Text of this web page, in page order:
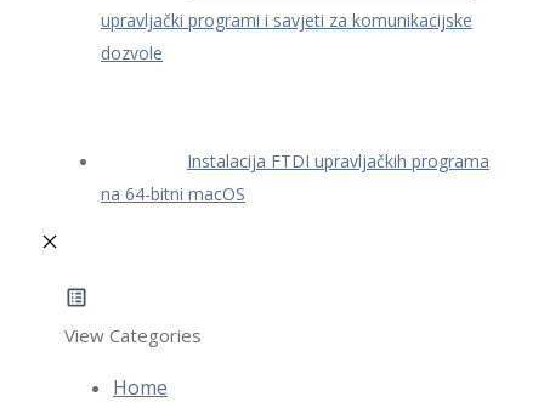
upravljački programi i savjeti za komunikacijske
dozvole
Instalacija FTDI upravljačkih programa
na 64-bitni macOS
View Categories
Home